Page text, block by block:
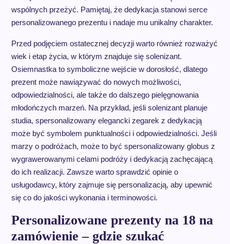
wspólnych przeżyć. Pamiętaj, że dedykacja stanowi serce
personalizowanego prezentu i nadaje mu unikalny charakter.
Przed podjęciem ostatecznej decyzji warto również rozważyć
wiek i etap życia, w którym znajduje się solenizant.
Osiemnastka to symboliczne wejście w dorosłość, dlatego
prezent może nawiązywać do nowych możliwości,
odpowiedzialności, ale także do dalszego pielęgnowania
młodończych marzeń. Na przykład, jeśli solenizant planuje
studia, spersonalizowany elegancki zegarek z dedykacją
może być symbolem punktualności i odpowiedzialności. Jeśli
marzy o podróżach, może to być spersonalizowany globus z
wygrawerowanymi celami podróży i dedykacją zachęcającą
do ich realizacji. Zawsze warto sprawdzić opinie o
usługodawcy, który zajmuje się personalizacją, aby upewnić
się co do jakości wykonania i terminowości.
Personalizowane prezenty na 18 na
zamówienie – gdzie szukać